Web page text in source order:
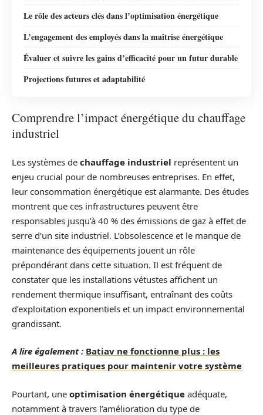
Le rôle des acteurs clés dans l’optimisation énergétique
L’engagement des employés dans la maîtrise énergétique
Évaluer et suivre les gains d’efficacité pour un futur durable
Projections futures et adaptabilité
Comprendre l’impact énergétique du chauffage
industriel
Les systèmes de chauffage industriel représentent un
enjeu crucial pour de nombreuses entreprises. En effet,
leur consommation énergétique est alarmante. Des études
montrent que ces infrastructures peuvent être
responsables jusqu’à 40 % des émissions de gaz à effet de
serre d’un site industriel. L’obsolescence et le manque de
maintenance des équipements jouent un rôle
prépondérant dans cette situation. Il est fréquent de
constater que les installations vétustes affichent un
rendement thermique insuffisant, entraînant des coûts
d’exploitation exponentiels et un impact environnemental
grandissant.
A lire également : Batiav ne fonctionne plus : les
meilleures pratiques pour maintenir votre système
Pourtant, une optimisation énergétique adéquate,
notamment à travers l’amélioration du type de